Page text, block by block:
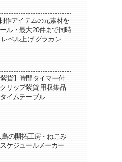
作アイテムの元素材を
ル・最大20件まで同時
ベル上げ グラカン納
紫貨】時間タイマー付
リップ紫貨 用収集品
イムテーブル
島の開拓工房・ねこみ
ケジュールメーカー